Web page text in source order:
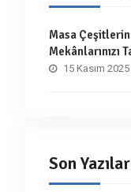
Masa
Mekânlarınızı
15 Kasım 2025
Son Yazılar